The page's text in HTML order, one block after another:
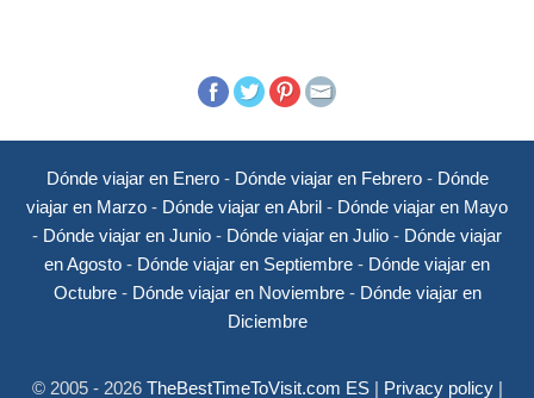
Dónde viajar en Enero- Dónde viajar en Febrero- Dónde
viajar en Marzo - Dónde viajar en Abril - Dónde viajar en Mayo
- Dónde viajar en Junio - Dónde viajar en Julio - Dónde viajar
en Agosto - Dónde viajar en Septiembre - Dónde viajar en
Octubre- Dónde viajar en Noviembre- Dónde viajar en
Diciembre
© 2005 - 2026 TheBestTimeToVisit.com ES| Privacy policy|